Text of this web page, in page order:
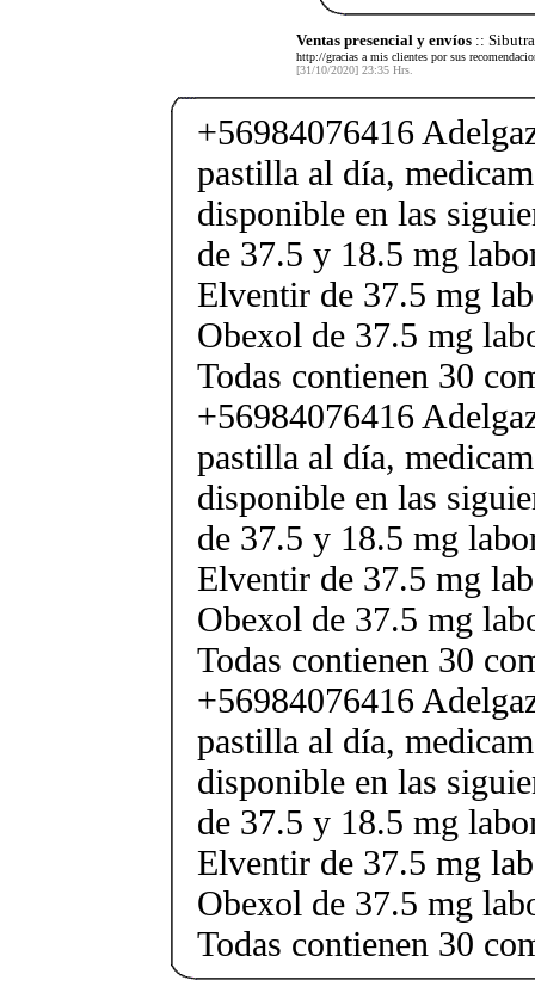
Ventas presencial y envíos ::
http://gracias a mis clientes por sus
[31/10/2020] 23:35 Hrs.
+56984076416
pastilla al día,
disponible en las
de 37.5 y 18.5 mg
Elventir de 37.5 mg
Obexol de 37.5 mg
Todas contienen 30
+56984076416
pastilla al día,
disponible en las
de 37.5 y 18.5 mg
Elventir de 37.5 mg
Obexol de 37.5 mg
Todas contienen 30
+56984076416
pastilla al día,
disponible en las
de 37.5 y 18.5 mg
Elventir de 37.5 mg
Obexol de 37.5 mg
Todas contienen 30